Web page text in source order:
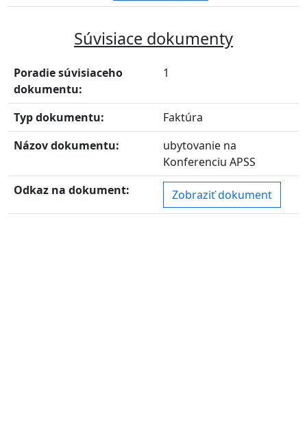
Súvisiace dokumenty
Poradie súvisiaceho
dokumentu:
1
Typ dokumentu:
Faktúra
Názov dokumentu:
ubytovanie na
Konferenciu APSS
Odkaz na dokument:
Zobraziť dokument